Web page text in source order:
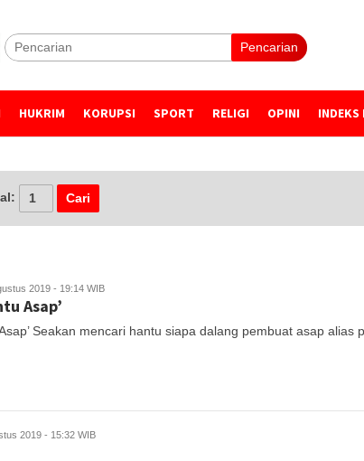
Pencarian
HUKRIM KORUPSI SPORT RELIGI OPINI INDEKS
2019 - 19:14 WIB
Asap’
Seakan mencari hantu siapa dalang pembuat asap
2019 - 15:32 WIB